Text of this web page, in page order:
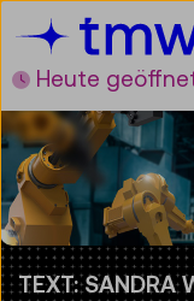
Zum Inhalt
Zum Hauptmenü
Zur Suche
Zur
Heute
TEXT: SANDRA